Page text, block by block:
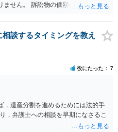
ません。 訴訟物の価額自体が裁判の
ありません。
談するタイミングを教え
役にたった 7
，遺産分割を進めるためには法的手
，弁護士への相談を早期になさるこ